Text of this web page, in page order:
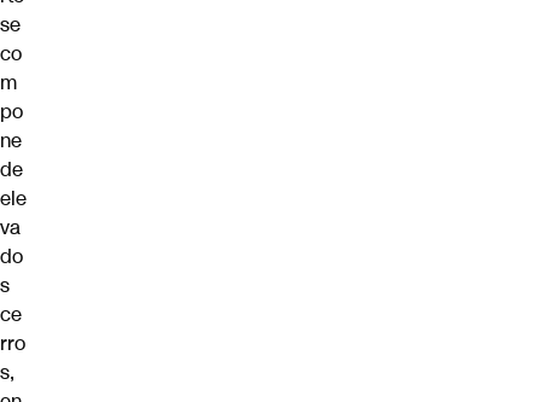
se
co
m
po
ne
de
ele
va
do
s
ce
rro
s,